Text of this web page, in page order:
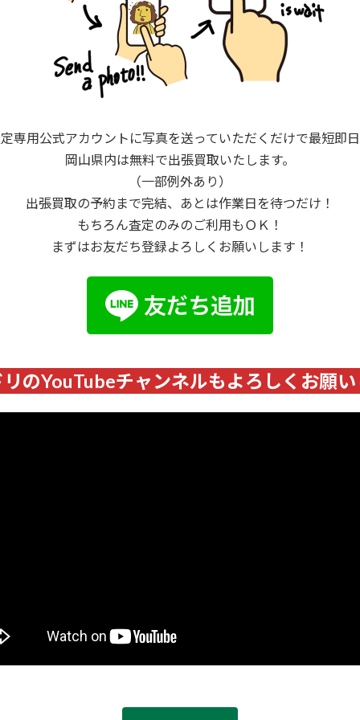
専用公式アカウントに写真を送っていただくだけで最短即
岡山県内は無料で出張買取いたします。
（一部例外あり）
出張買取の予約まで完結、あとは作業日を待つだけ！
もちろん査定のみのご利用もＯＫ！
まずはお友だち登録よろしくお願いします！
のYouTubeチャンネルもよろしくお願